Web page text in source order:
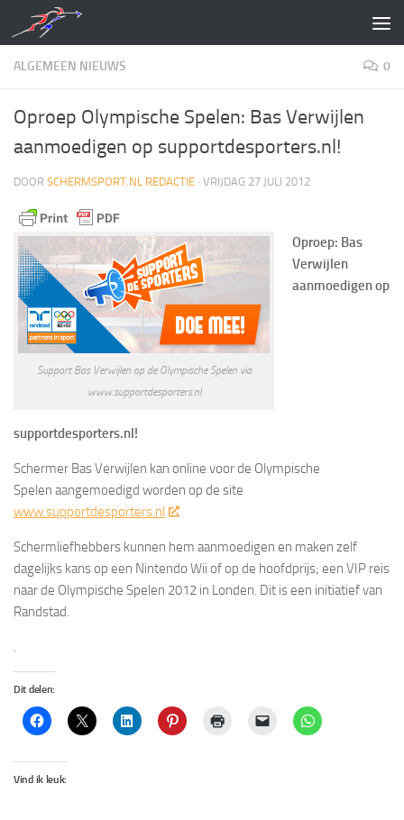
Doorgaan naar inhoud
ALGEMEEN NIEUWS 0
Oproep Olympische Spelen: Bas Verwijlen
aanmoedigen op supportdesporters.nl!
DOOR SCHERMSPORT.NL REDACTIE · VRIJDAG 27 JULI 2012
Support Bas Verwijlen op de Olympische Spelen via
www.supportdesporters.nl
Oproep: Bas
Verwijlen
aanmoedigen op
supportdesporters.nl!
Schermer Bas Verwijlen kan online voor de Olympische
Spelen aangemoedigd worden op de site
www.supportdesporters.nl
.
Schermliefhebbers kunnen hem aanmoedigen en maken zelf
dagelijks kans op een Nintendo Wii of op de hoofdprijs; een VIP reis
naar de Olympische Spelen 2012 in Londen. Dit is een initiatief van
Randstad.
.
Dit delen:
Vind ik leuk: